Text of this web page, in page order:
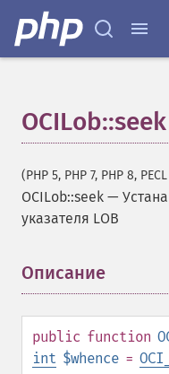
OCILob::seek
(PHP 5, PHP 7, PHP 8,
OCILob::seek —
указателя LOB
Описание
public function
int $whence =